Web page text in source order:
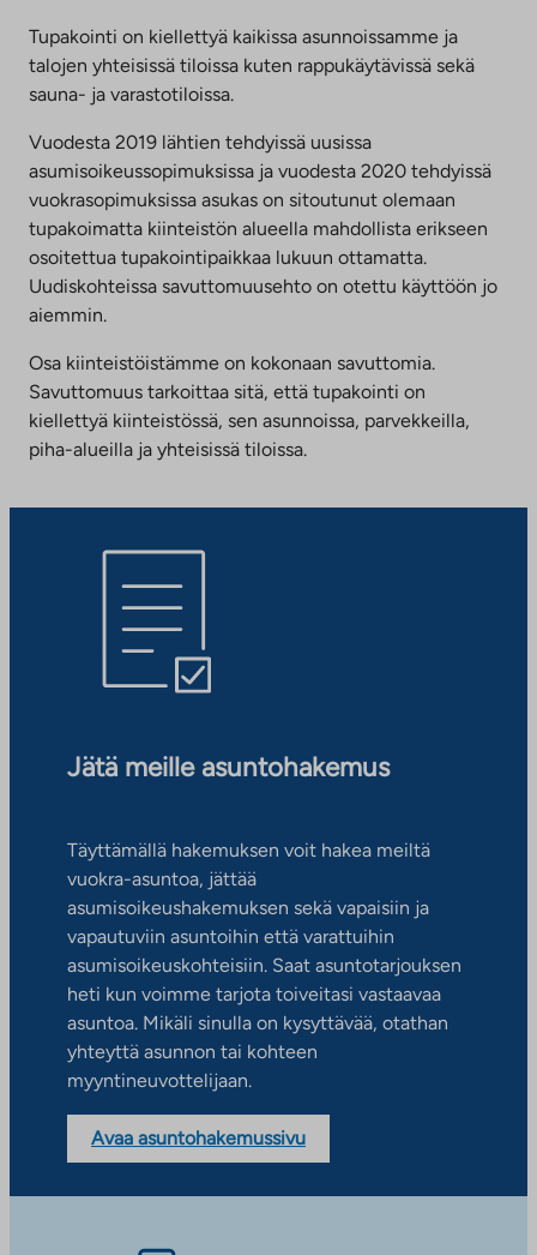
Tupakointi on kiellettyä kaikissa asunnoissamme ja
talojen yhteisissä tiloissa kuten rappukäytävissä sekä
sauna- ja varastotiloissa.
Vuodesta 2019 lähtien tehdyissä uusissa
asumisoikeussopimuksissa ja vuodesta 2020 tehdyissä
vuokrasopimuksissa asukas on sitoutunut olemaan
tupakoimatta kiinteistön alueella mahdollista erikseen
osoitettua tupakointipaikkaa lukuun ottamatta.
Uudiskohteissa savuttomuusehto on otettu käyttöön jo
aiemmin.
Osa kiinteistöistämme on kokonaan savuttomia.
Savuttomuus tarkoittaa sitä, että tupakointi on
kiellettyä kiinteistössä, sen asunnoissa, parvekkeilla,
piha-alueilla ja yhteisissä tiloissa.
Jätä meille asuntohakemus
Täyttämällä hakemuksen voit hakea meiltä
vuokra-asuntoa, jättää
asumisoikeushakemuksen sekä vapaisiin ja
vapautuviin asuntoihin että varattuihin
asumisoikeuskohteisiin. Saat asuntotarjouksen
heti kun voimme tarjota toiveitasi vastaavaa
asuntoa. Mikäli sinulla on kysyttävää, otathan
yhteyttä asunnon tai kohteen
myyntineuvottelijaan.
Avaa asuntohakemussivu